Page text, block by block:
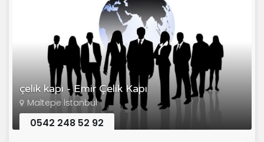
çelik kapı - Emir Çelik Kapı
Maltepe İstanbul
0542 248 52 92